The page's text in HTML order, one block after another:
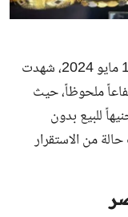
في بداية التعاملات الصباحية اليوم الاثنين 13 مايو 2024، شهدت
ملحوظاً، حيث
جرام الذهب عيار 21 إلى 3140 جنيهاً للبيع بدون
من الاستقرار